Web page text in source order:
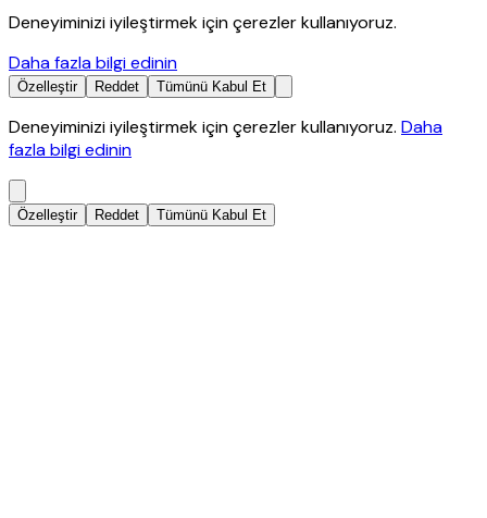
Deneyiminizi iyileştirmek için çerezler kullanıyoruz.
Daha fazla bilgi edinin
Özelleştir Reddet Tümünü Kabul Et
Deneyiminizi iyileştirmek için çerezler kullanıyoruz. Daha
fazla bilgi edinin
Özelleştir Reddet Tümünü Kabul Et